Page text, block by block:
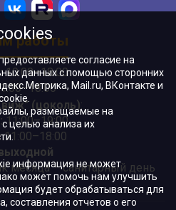
работы
10:00–18:00
(цоколь):
:11:00–19:00
11:00–18:00
месяца – санитарный день
согласие на
данных с помощью сторонних
Mail.ru, ВКонтакте и
размещаемые на
целью анализа их
информация не может
может помочь нам улучшить
будет обрабатываться для
составления отчетов о его